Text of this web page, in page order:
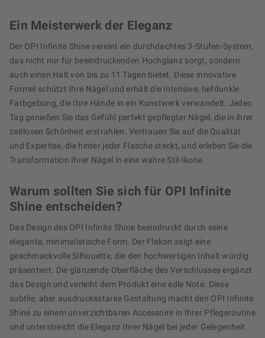
Ein Meisterwerk der Eleganz
Der OPI Infinite Shine vereint ein durchdachtes 3-Stufen-System,
das nicht nur für beeindruckenden Hochglanz sorgt, sondern
auch einen Halt von bis zu 11 Tagen bietet. Diese innovative
Formel schützt Ihre Nägel und erhält die intensive, tiefdunkle
Farbgebung, die Ihre Hände in ein Kunstwerk verwandelt. Jeden
Tag genießen Sie das Gefühl perfekt gepflegter Nägel, die in ihrer
zeitlosen Schönheit erstrahlen. Vertrauen Sie auf die Qualität
und Expertise, die hinter jeder Flasche steckt, und erleben Sie die
Transformation Ihrer Nägel in eine wahre Stil-Ikone.
Warum sollten Sie sich für OPI Infinite
Shine entscheiden?
Das Design des OPI Infinite Shine beeindruckt durch seine
elegante, minimalistische Form. Der Flakon zeigt eine
geschmackvolle Silhouette, die den hochwertigen Inhalt würdig
präsentiert. Die glänzende Oberfläche des Verschlusses ergänzt
das Design und verleiht dem Produkt eine edle Note. Diese
subtile, aber ausdrucksstarke Gestaltung macht den OPI Infinite
Shine zu einem unverzichtbaren Accessoire in Ihrer Pflegeroutine
und unterstreicht die Eleganz Ihrer Nägel bei jeder Gelegenheit.